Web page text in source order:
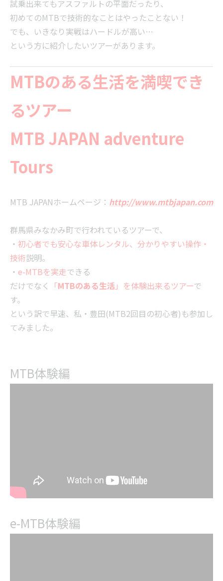
試乗出来てもアスファルトの平面だったり、
初めてのMTBで技術的なことはやったことない！
でも、いきなり実戦はハードルが高い…
という方に紹介したいツアーがあります。
MTBのある生活を満喫でき
るツアー
MTB JAPAN adventure
Tours
MTB JAPANホームページ： http://www.mtbjapan.com
群馬県みなかみ町で行われているツアーで、
・ 初心者でも安心な車体レンタル、分かりやすい操作・
技術説明。
・ e-MTBを実走できる
だけでなく
「MTBのある生活 」を体験出来るツアーで
す。
という訳で早速、私・豊田(MTB2回目の初心者)も参加し
てみました。
MTB体験編
e-MTB体験編